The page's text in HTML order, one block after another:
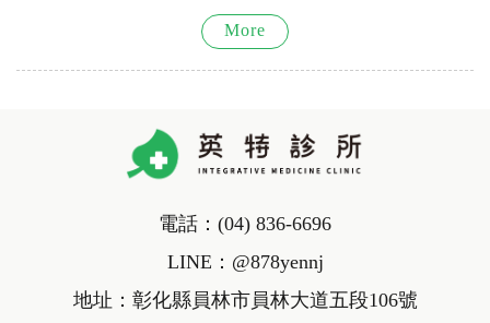
真的工作到最後一刻，意味真正衰弱臥床的時間不
到兩天。這讓我們不禁深思，長壽不僅是追求年齡
More
電話： (04) 836-6696
LINE： @878yennj
地址：彰化縣員林市員林大道五段106號